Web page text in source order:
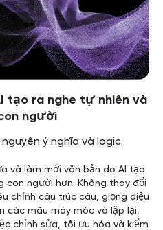
tạo ra nghe tự nhiên và
người
ý nghĩa và logic
và làm mới văn bản do AI tạo
con người hơn. Không thay đổi
chỉnh cấu trúc câu, giọng điệu
các mẫu máy móc và lặp lại,
chỉnh sửa, tối ưu hóa và kiểm